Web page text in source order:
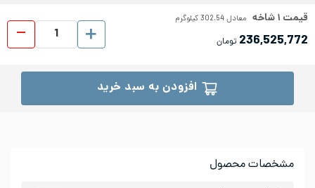
مشخصات محصول
قیمت ۱شاخه معادل302.54کیلوگرم
236,525,772 تومان
افزودن به سبد خرید